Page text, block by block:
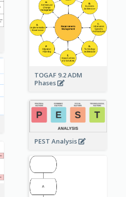
TOGAF 9.2 ADM
Phases
PEST Analysis